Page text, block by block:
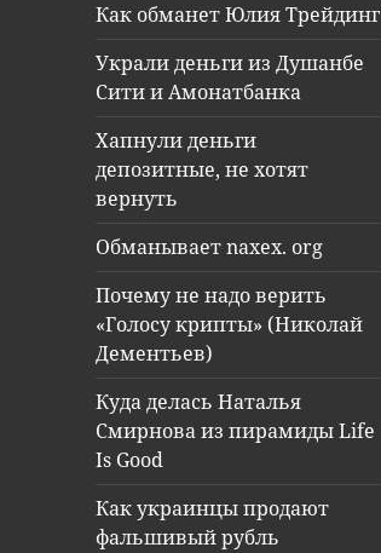
Как обманет Юлия Трейдинг
Украли деньги из Душанбе
Сити и Амонатбанка
Хапнули деньги
депозитные, не хотят
вернуть
Обманывает naxex. org
Почему не надо верить
«Голосу крипты» (Николай
Дементьев)
Куда делась Наталья
Смирнова из пирамиды Life
Is Good
Как украинцы продают
фальшивый рубль